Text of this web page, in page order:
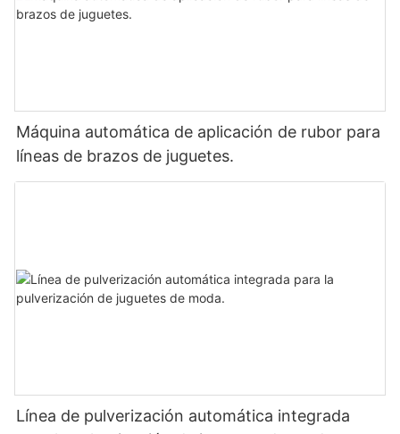
Máquina automática de aplicación de rubor para
líneas de brazos de juguetes.
Línea de pulverización automática integrada